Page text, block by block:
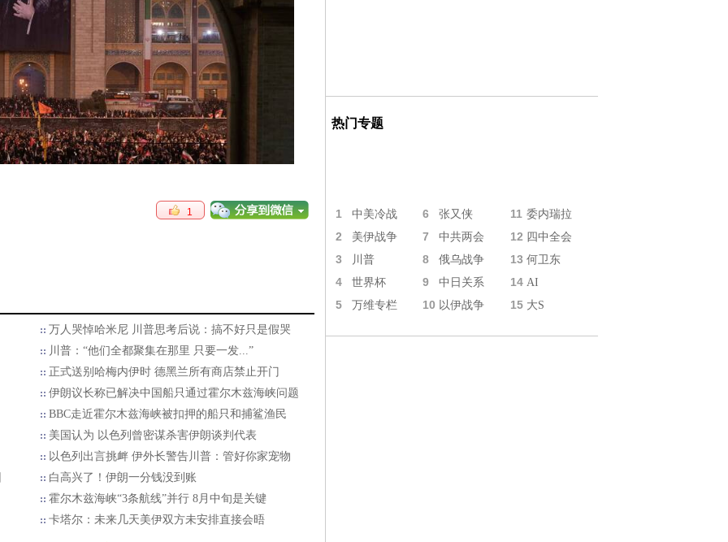
1
万人哭悼哈米尼 川普思考后说：搞不好只是假哭
川普：“他们全都聚集在那里 只要一发...”
正式送别哈梅内伊时 德黑兰所有商店禁止开门
伊朗议长称已解决中国船只通过霍尔木兹海峡问题
BBC走近霍尔木兹海峡被扣押的船只和捕鲨渔民
美国认为 以色列曾密谋杀害伊朗谈判代表
以色列出言挑衅 伊外长警告川普：管好你家宠物
白高兴了！伊朗一分钱没到账
霍尔木兹海峡“3条航线”并行 8月中旬是关键
卡塔尔：未来几天美伊双方未安排直接会晤
热门专题
1 中美冷战 6 张又侠 11 委内瑞拉
2 美伊战争 7 中共两会 12 四中全会
3 川普 8 俄乌战争 13 何卫东
4 世界杯 9 中日关系 14 AI
5 万维专栏 10 以伊战争 15 大S